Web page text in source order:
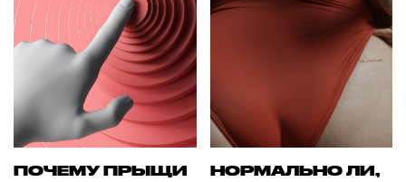
ПОЧЕМУ ПРЫЩИ
НОРМАЛЬНО ЛИ,